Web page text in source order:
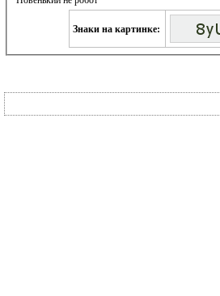
Знаки на картинке: